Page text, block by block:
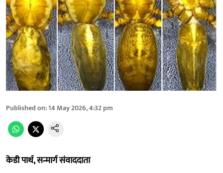
Published on:14 May 2026, 4:32 pm
केडी पार्थ, सन्मार्ग संवाददाता